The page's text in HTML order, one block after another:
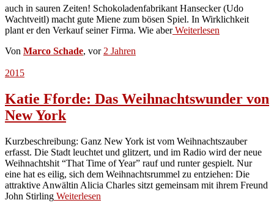
auch in sauren Zeiten! Schokoladenfabrikant Hansecker (Udo
Wachtveitl) macht gute Miene zum bösen Spiel. In Wirklichkeit
plant er den Verkauf seiner Firma. Wie aberWeiterlesen
Von Marco Schade, vor 2 Jahren
2015
Katie Fforde: Das Weihnachtswunder von
New York
Kurzbeschreibung: Ganz New York ist vom Weihnachtszauber
erfasst. Die Stadt leuchtet und glitzert, und im Radio wird der neue
Weihnachtshit “That Time of Year” rauf und runter gespielt. Nur
eine hat es eilig, sich dem Weihnachtsrummel zu entziehen: Die
attraktive Anwältin Alicia Charles sitzt gemeinsam mit ihrem Freund
John Stirling Weiterlesen